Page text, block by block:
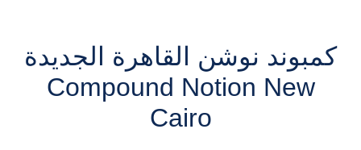
كمبوند نوشن القاهرة الجديدة
Compound Notion New
Cairo